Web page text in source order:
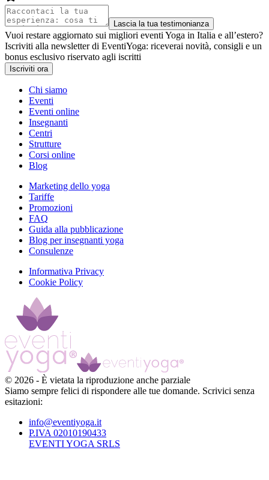
Lascia la tua testimonianza
Vuoi restare aggiornato sui migliori eventi Yoga in Italia e all’estero?
Iscriviti alla newsletter di EventiYoga: riceverai novità, consigli e un
bonus esclusivo riservato agli iscritti
Iscriviti ora
Chi siamo
Eventi
Eventi online
Insegnanti
Centri
Strutture
Corsi online
Blog
Marketing dello yoga
Tariffe
Promozioni
FAQ
Guida alla pubblicazione
Blog per insegnanti yoga
Consulenze
Informativa Privacy
Cookie Policy
© 2026 - È vietata la riproduzione anche parziale
Siamo sempre felici di rispondere alle tue domande. Scrivici senza
esitazioni:
info@eventiyoga.it
P.IVA 02010190433
EVENTI YOGA SRLS